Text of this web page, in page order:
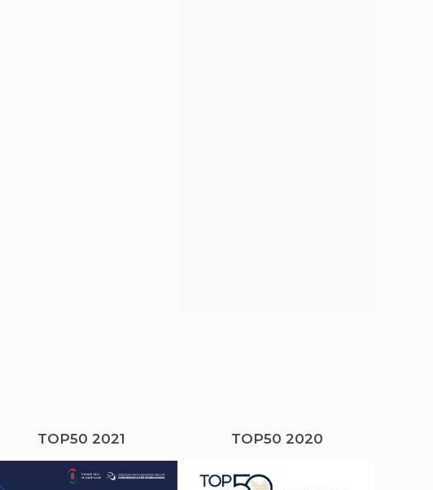
TOP50 2021 TOP50 2020